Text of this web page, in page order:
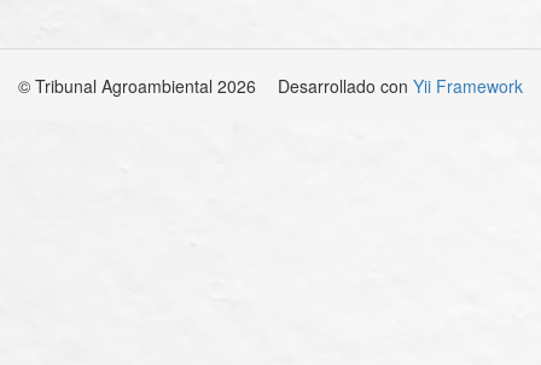
© Tribunal Agroambiental 2026 Desarrollado con Yii Framework